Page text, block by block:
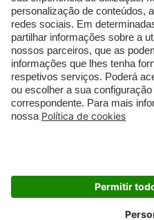
Body mist & Spray
corporal
Produtos para Cabelo
Homem
Espuma de Limpeza
Facial
Dermocosmética